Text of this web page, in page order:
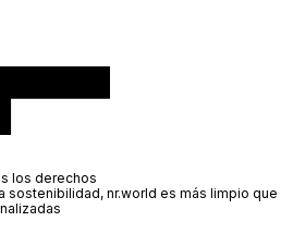
los derechos
sostenibilidad, nr.world es más limpio que